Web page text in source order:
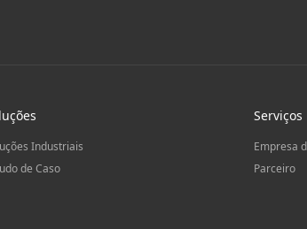
Industriais
de Caso
Serviços
Empresa
Parceiro